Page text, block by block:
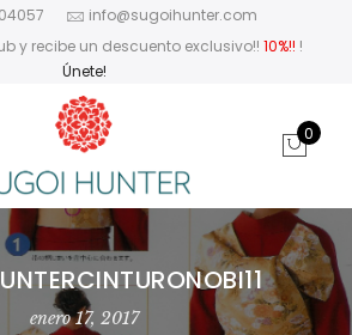
info@sugoihunter.com
y recibe un descuento exclusivo!! 10%!! !
Únete!
0
enero 17, 2017